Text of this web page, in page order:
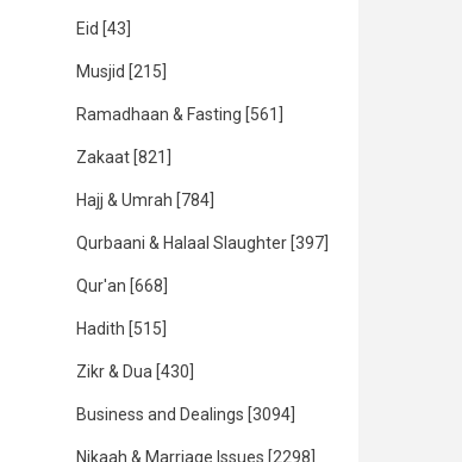
Eid [43]
Musjid [215]
Ramadhaan & Fasting [561]
Zakaat [821]
Hajj & Umrah [784]
Qurbaani & Halaal Slaughter [397]
Qur'an [668]
Hadith [515]
Zikr & Dua [430]
Business and Dealings [3094]
Nikaah & Marriage Issues [2298]